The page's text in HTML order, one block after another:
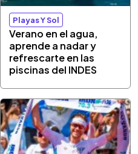
Playas Y Sol
Verano en el agua,
aprende a nadar y
refrescarte en las
piscinas del INDES